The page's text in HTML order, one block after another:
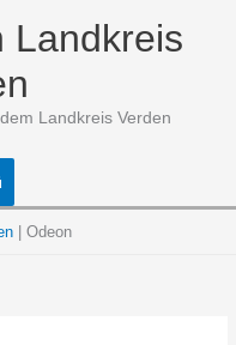
Landkreis
Landkreis Verden
Odeon